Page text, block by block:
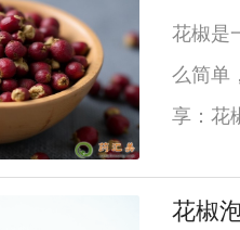
花椒是
么简单
享：花
花椒